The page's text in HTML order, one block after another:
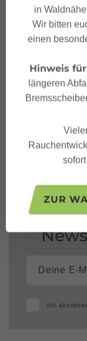
geben und
Dein
Ich
in
Wir bitten
einen
Hinweis
längeren
ZUR